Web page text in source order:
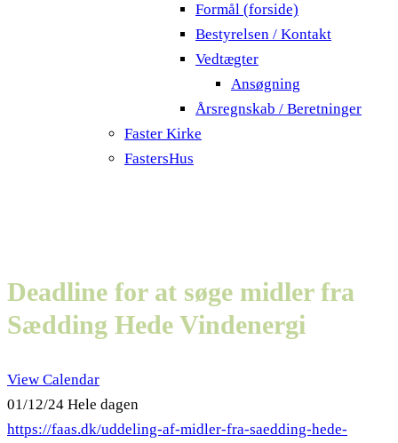
Formål (forside)
Bestyrelsen / Kontakt
Vedtægter
Ansøgning
Årsregnskab / Beretninger
Faster Kirke
FastersHus
Deadline for at søge midler fra
Sædding Hede Vindenergi
View Calendar
01/12/24 Hele dagen
https://faas.dk/uddeling-af-midler-fra-saedding-hede-